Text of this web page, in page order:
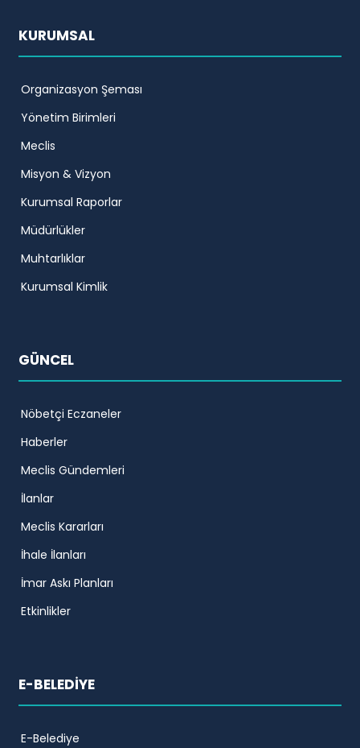
KURUMSAL
Organizasyon Şeması
Yönetim Birimleri
Meclis
Misyon & Vizyon
Kurumsal Raporlar
Müdürlükler
Muhtarlıklar
Kurumsal Kimlik
GÜNCEL
Nöbetçi Eczaneler
Haberler
Meclis Gündemleri
İlanlar
Meclis Kararları
İhale İlanları
İmar Askı Planları
Etkinlikler
E-BELEDİYE
E-Belediye